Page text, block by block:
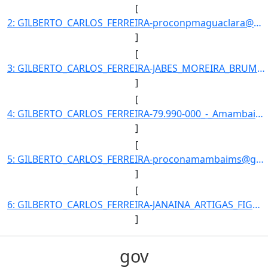
[
2: GILBERTO_CARLOS_FERREIRA-proconpmaguaclara@hotmail.com}]
]
[
3: GILBERTO_CARLOS_FERREIRA-JABES_MOREIRA_BRUM-Coordenador-Coordenador-Procon_Municipal_de_Agua_Clara-P]
]
[
4: GILBERTO_CARLOS_FERREIRA-79.990-000_-_Amambai/MS-Coordenador-67-Procon_Municipal_de_Agua_Clara-3481-]
]
[
5: GILBERTO_CARLOS_FERREIRA-proconamambaims@gmail.com}]
]
[
6: GILBERTO_CARLOS_FERREIRA-JANAINA_ARTIGAS_FIGUEIREDO-Coordenador-Coordenadora-Procon_Municipal_de_Agu]
]
gov